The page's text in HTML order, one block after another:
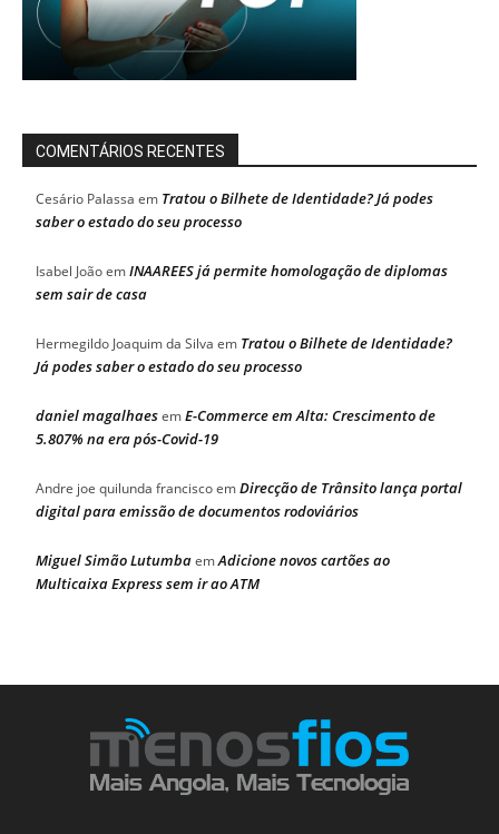
COMENTÁRIOS RECENTES
Cesário Palassa em Tratou o Bilhete de Identidade? Já podes
saber o estado do seu processo
Isabel JoãoemINAAREES já permite homologação de diplomas
sem sair de casa
Hermegildo Joaquim da Silva em Tratou o Bilhete de Identidade?
Já podes saber o estado do seu processo
daniel magalhaesemE-Commerce em Alta: Crescimento de
5.807% na era pós-Covid-19
Andre joe quilunda franciscoemDirecção de Trânsito lança portal
digital para emissão de documentos rodoviários
Miguel Simão LutumbaemAdicione novos cartões ao
Multicaixa Express sem ir ao ATM